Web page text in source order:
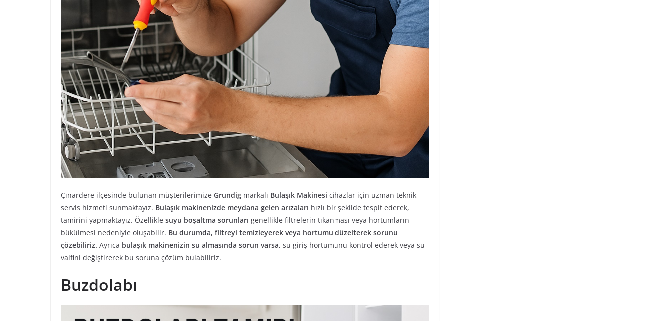
Çınardere ilçesinde bulunan müşterilerimize Grundig markalı Bulaşık Makinesi cihazlar için uzman teknik
servis hizmeti sunmaktayız. Bulaşık makinenizde meydana gelen arızaları hızlı bir şekilde tespit ederek,
tamirini yapmaktayız. Özellikle suyu boşaltma sorunları genellikle filtrelerin tıkanması veya hortumların
bükülmesi nedeniyle oluşabilir. Bu durumda, filtreyi temizleyerek veya hortumu düzelterek sorunu
çözebiliriz. Ayrıca bulaşık makinenizin su almasında sorun varsa, su giriş hortumunu kontrol ederek veya su
valfini değiştirerek bu soruna çözüm bulabiliriz.
Buzdolabı